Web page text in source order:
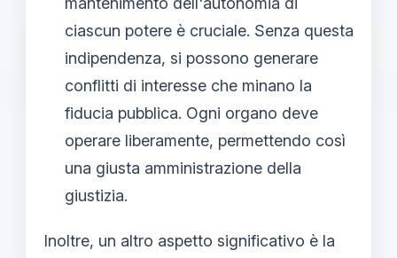
ciascun potere è cruciale. Senza questa
indipendenza, si possono generare
conflitti di interesse che minano la
fiducia pubblica. Ogni organo deve
operare liberamente, permettendo così
una giusta amministrazione della
giustizia.
Inoltre, un altro aspetto significativo è la